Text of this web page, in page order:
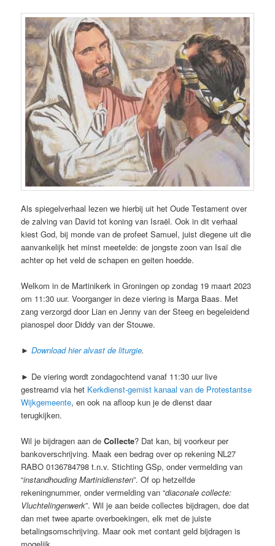
Als spiegelverhaal lezen we hierbij uit het Oude Testament over
de zalving van David tot koning van Israël. Ook in dit verhaal
kiest God, bij monde van de profeet Samuel, juist diegene uit die
aanvankelijk het minst meetelde: de jongste zoon van Isaï die
achter op het veld de schapen en geiten hoedde.
Welkom in de Martinikerk in Groningen op zondag 19 maart 2023
om 11:30 uur. Voorganger in deze viering is Marga Baas. Met
zang verzorgd door Lian en Jenny van der Steeg en begeleidend
pianospel door Diddy van der Stouwe.
►Download hier alvast de liturgie.
► De viering wordt zondagochtend vanaf 11:30 uur live
gestreamd via het Kerkdienst-gemist kanaal van de Protestantse
Wijkgemeente, en ook na afloop kun je de dienst daar
terugkijken.
Wil je bijdragen aan deCollecte? Dat kan, bij voorkeur per
bankoverschrijving. Maak een bedrag over op rekening NL27
RABO 0136784798 t.n.v. Stichting GSp, onder vermelding van
“instandhouding Martinidiensten”. Of op hetzelfde
rekeningnummer, onder vermelding van “diaconale collecte:
Vluchtelingenwerk”. Wil je aan beide collectes bijdragen, doe dat
dan met twee aparte overboekingen, elk met de juiste
betalingsomschrijving. Maar ook met contant geld bijdragen is